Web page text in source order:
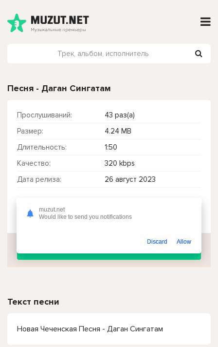
Песня - Даган Сингатам
Прослушиваний:
43 раз(а)
Размер:
4.24 MB
Длительность:
1:50
Качество:
320 kbps
Дата релиза:
26 август 2023
Текст песни
Новая Чеченская Песня - Даган Сингатам
muzut.net
Would like to send you notifications
Discard Allow